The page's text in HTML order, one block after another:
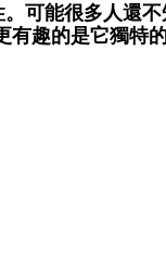
能很多人還
趣的是它獨特的